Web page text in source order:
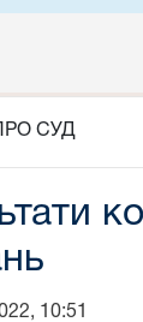
ПРО СУД
10:51